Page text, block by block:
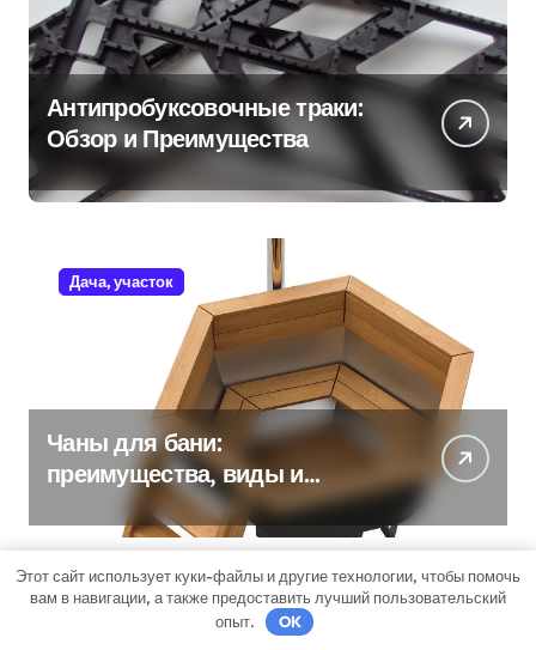
Антипробуксовочные траки:
Обзор и Преимущества
Дача, участок
Чаны для бани:
преимущества, виды и
особенности использования
Этот сайт использует куки-файлы и другие технологии, чтобы помочь
вам в навигации, а также предоставить лучший пользовательский
опыт.
OK